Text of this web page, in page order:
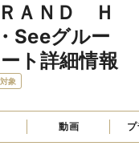
ＡＮＤ　Ｈ
Seeグルー
ト詳細情報
象
動画